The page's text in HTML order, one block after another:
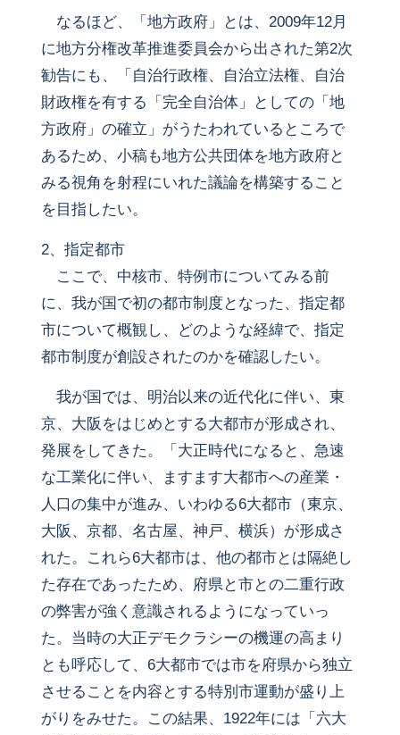
なるほど、「地方政府」とは、2009年12月
に地方分権改革推進委員会から出された第2次
勧告にも、「自治行政権、自治立法権、自治
財政権を有する「完全自治体」としての「地
方政府」の確立」がうたわれているところで
あるため、小稿も地方公共団体を地方政府と
みる視角を射程にいれた議論を構築すること
を目指したい。
2、指定都市
ここで、中核市、特例市についてみる前
に、我が国で初の都市制度となった、指定都
市について概観し、どのような経緯で、指定
都市制度が創設されたのかを確認したい。
我が国では、明治以来の近代化に伴い、東
京、大阪をはじめとする大都市が形成され、
発展をしてきた。「大正時代になると、急速
な工業化に伴い、ますます大都市への産業・
人口の集中が進み、いわゆる6大都市（東京、
大阪、京都、名古屋、神戸、横浜）が形成さ
れた。これら6大都市は、他の都市とは隔絶し
た存在であったため、府県と市との二重行政
の弊害が強く意識されるようになっていっ
た。当時の大正デモクラシーの機運の高まり
とも呼応して、6大都市では市を府県から独立
させることを内容とする特別市運動が盛り上
がりをみせた。この結果、1922年には「六大